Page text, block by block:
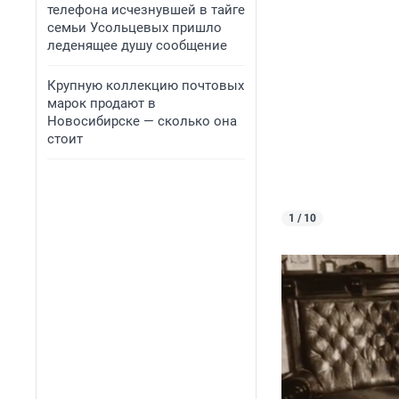
телефона исчезнувшей в тайге
семьи Усольцевых пришло
леденящее душу сообщение
Крупную коллекцию почтовых
марок продают в
Новосибирске — сколько она
стоит
1 / 10